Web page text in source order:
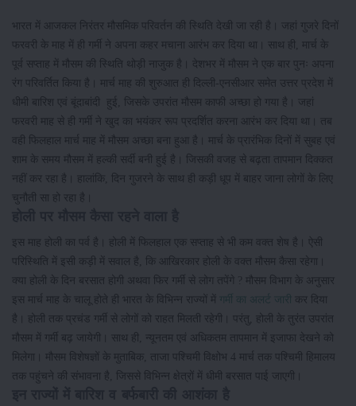
भारत में आजकल निरंतर मौसमिक परिवर्तन की स्थिति देखी जा रही है। जहां गुजरे दिनों
फरवरी के माह में ही गर्मी ने अपना कहर मचाना आरंभ कर दिया था। साथ ही, मार्च के
पूर्व सप्ताह में मौसम की स्थिति थोड़ी नाजुक है। देशभर में मौसम ने एक बार पुनः अपना
रंग परिवर्तित किया है। मार्च माह की शुरुआत ही दिल्ली-एनसीआर समेत उत्तर प्रदेश में
धीमी बारिश एवं बूंदाबांदी हुई, जिसके उपरांत मौसम काफी अच्छा हो गया है। जहां
फरवरी माह से ही गर्मी ने खुद का भयंकर रूप प्रदर्शित करना आरंभ कर दिया था। तब
वही फिलहाल मार्च माह में मौसम अच्छा बना हुआ है। मार्च के प्रारंभिक दिनों में सुबह एवं
शाम के समय मौसम में हल्की सर्दी बनी हुई है। जिसकी वजह से बढ़ता तापमान दिक्कत
नहीं कर रहा है। हालांकि, दिन गुजरने के साथ ही कड़ी धूप में बाहर जाना लोगों के लिए
चुनौती सा हो रहा है।
इस माह होली का पर्व है। होली में फिलहाल एक सप्ताह से भी कम वक्त शेष है। ऐसी
परिस्थिति में इसी कड़ी में सवाल है, कि आखिरकार होली के वक्त मौसम कैसा रहेगा।
क्या होली के दिन बरसात होगी अथवा फिर गर्मी से लोग तपेंगे ? मौसम विभाग के अनुसार
इस मार्च माह के चालू होते ही भारत के विभिन्न राज्यों में
गर्मी का अलर्ट जारी
कर दिया
है। होली तक प्रचंड गर्मी से लोगों को राहत मिलती रहेगी। परंतु, होली के तुरंत उपरांत
मौसम में गर्मी बढ़ जायेगी। साथ ही, न्यूनतम एवं अधिकतम तापमान में इजाफा देखने को
मिलेगा। मौसम विशेषज्ञों के मुताबिक, ताजा पश्चिमी विक्षोभ 4 मार्च तक पश्चिमी हिमालय
तक पहुंचने की संभावना है, जिससे विभिन्न क्षेत्रों में धीमी बरसात पाई जाएगी।